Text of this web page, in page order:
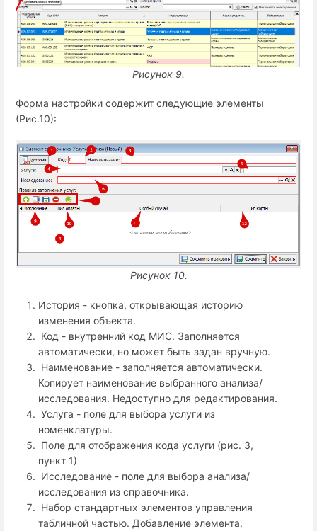
Рисунок 9.
Форма настройки содержит следующие элементы
(Рис.10):
Рисунок 10.
История - кнопка, открывающая историю
изменения объекта.
Код - внутренний код МИС. Заполняется
автоматически, но может быть задан вручную.
Наименование - заполняется автоматически.
Копирует наименование выбранного анализа/
исследования. Недоступно для редактирования.
Услуга - поле для выбора услуги из
номенклатуры.
Поле для отображения кода услуги (рис. 3,
пункт 1)
Исследование - поле для выбора анализа/
исследования из справочника.
Набор стандартных элементов управления
табличной частью. Добавление элемента,